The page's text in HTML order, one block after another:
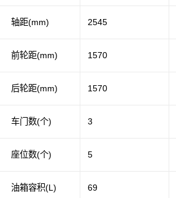
轴距(mm)
前轮距(mm)
后轮距(mm)
车门数(个)
座位数(个)
油箱容积(L)
2545
1570
1570
3
5
69